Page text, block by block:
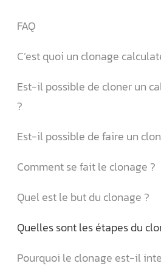
FAQ
C’est quoi un clonage
Est-il possible de cloner un
?
Est-il possible de faire un
Comment se fait le clonage ?
Quel est le but du clonage ?
Quelles sont les étapes du
Pourquoi le clonage est-il